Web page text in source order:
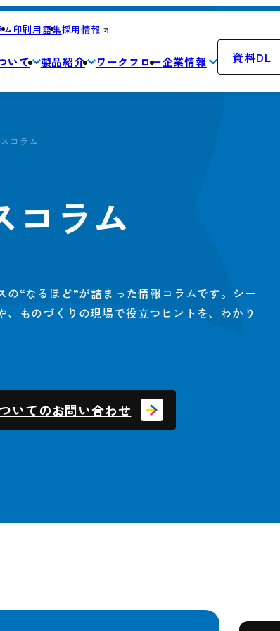
資料DL
いて 製品紹介 ワークフロー企業情報
ム印刷用語集採用情報
コラム
コラム
“なるほど”が詰まった情報コラムです。シー
ものづくりの現場で役立つヒントを、わかり
いてのお問い合わせ